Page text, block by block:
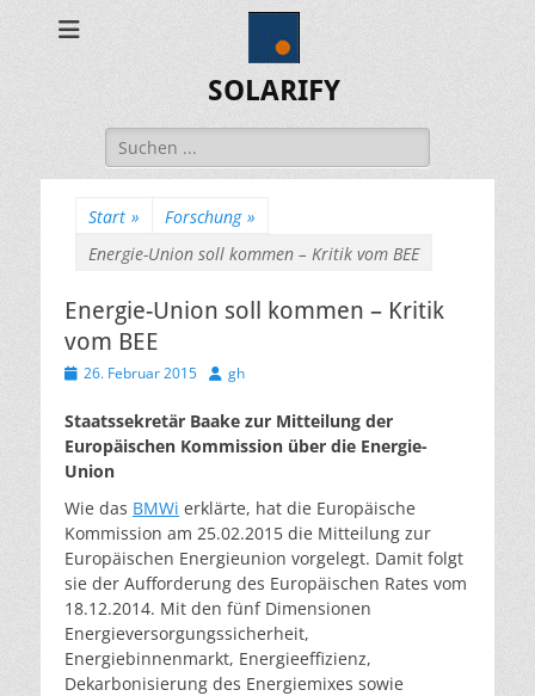
SOLARIFY
Suchen
nach:
Start » Forschung »
Energie-Union soll kommen – Kritik vom BEE
Energie-Union soll kommen – Kritik
vom BEE
Veröffentlicht
26. Februar 2015 Autor
gh
Staatssekretär Baake zur Mitteilung der
Europäischen Kommission über die Energie-
Union
Wie das BMWi erklärte, hat die Europäische
Kommission am 25.02.2015 die Mitteilung zur
Europäischen Energieunion vorgelegt. Damit folgt
sie der Aufforderung des Europäischen Rates vom
18.12.2014. Mit den fünf Dimensionen
Energieversorgungssicherheit,
Energiebinnenmarkt, Energieeffizienz,
Dekarbonisierung des Energiemixes sowie